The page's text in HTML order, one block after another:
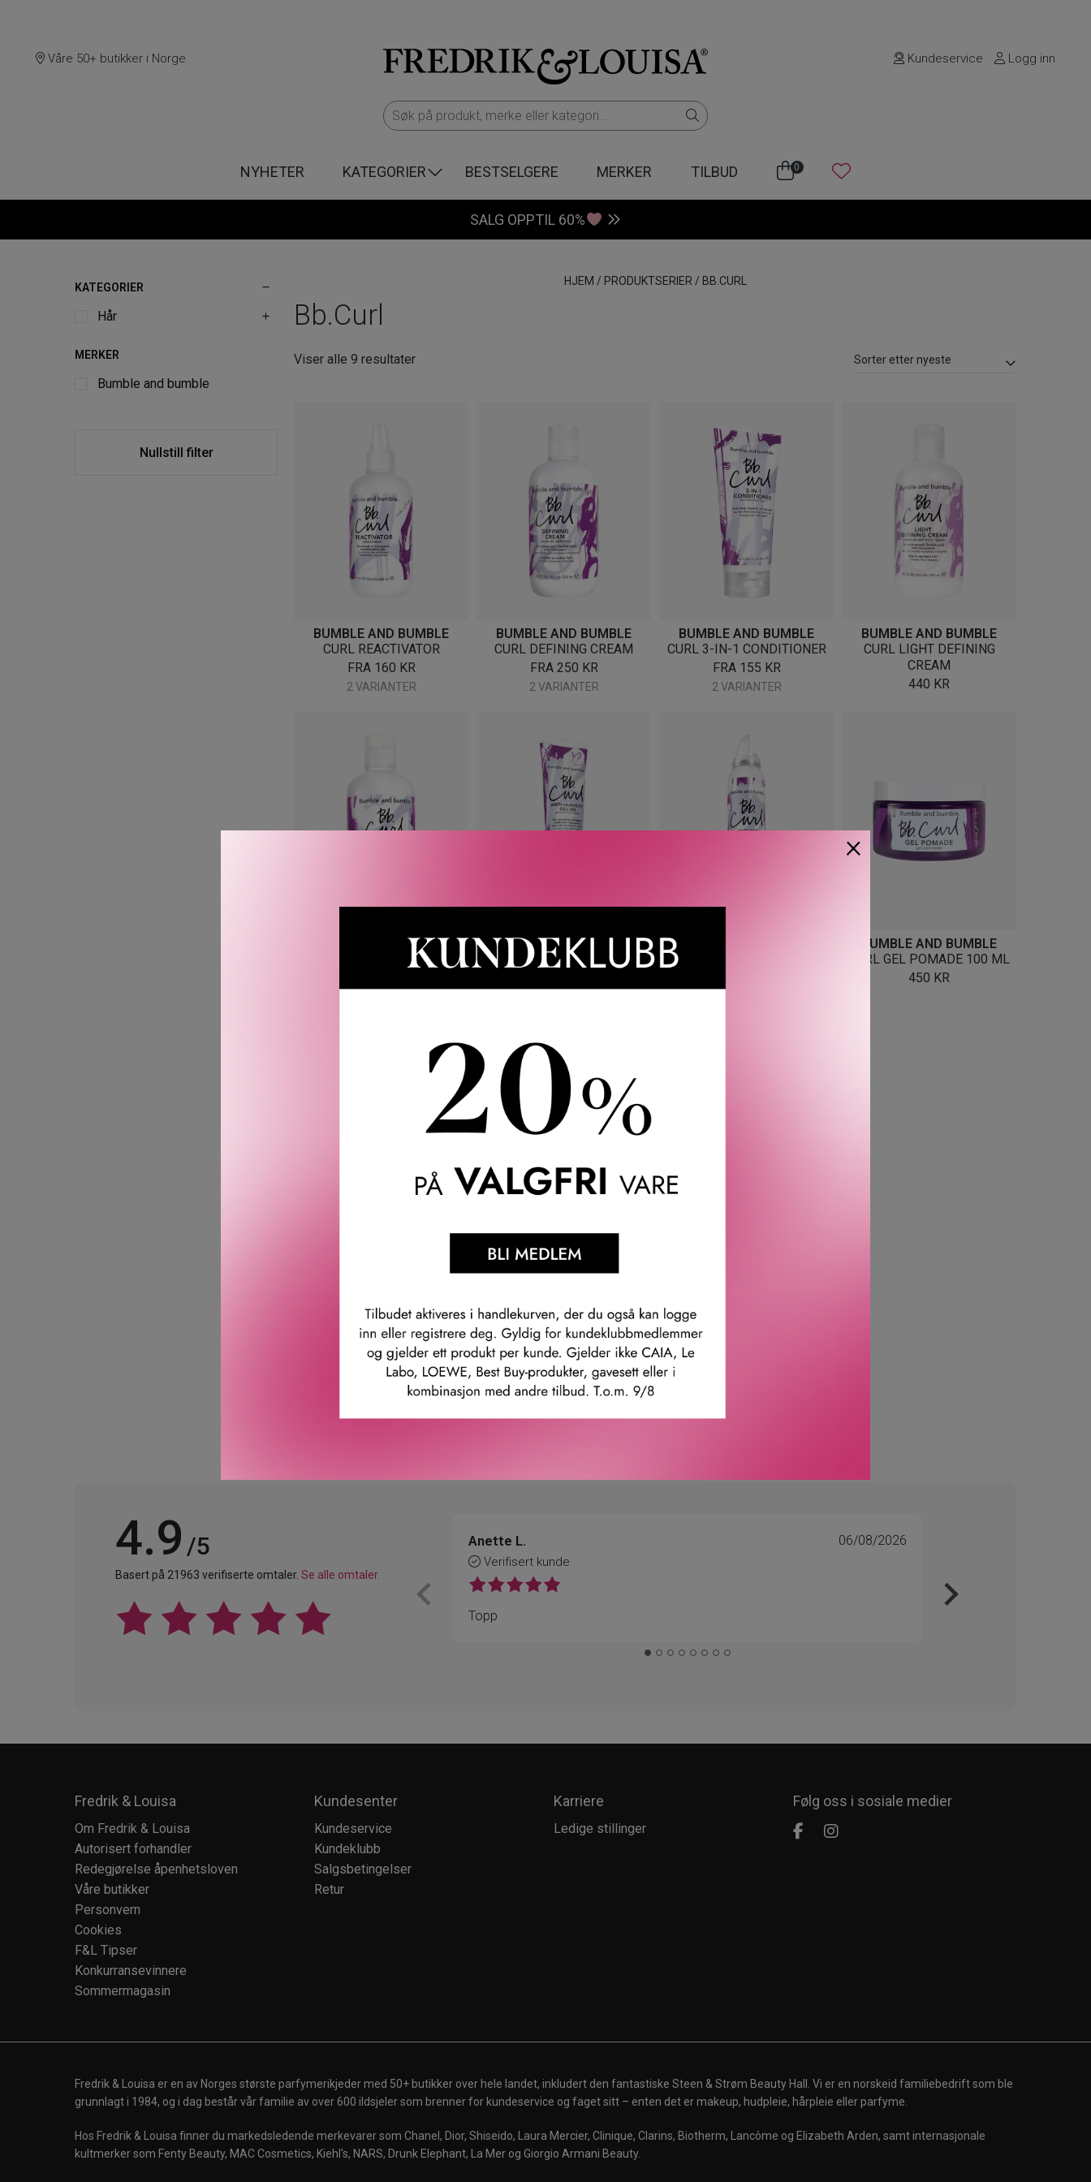
Våre 50+ butikker i Norge Kundeservice Logg inn
NYHETER KATEGORIER BESTSELGERE MERKER TILBUD 0
SALG OPPTIL 60%
HJEM / PRODUKTSERIER / BB.CURL
Bb.Curl
Viser alle 9 resultaterSortert
BUMBLE AND BUMBLE
CURL REACTIVATOR
FRA 160 KR
2 VARIANTER
BUMBLE AND BUMBLE
CURL DEFINING CREAM
FRA 250 KR
2 VARIANTER
BUMBLE AND BUMBLE
CURL 3-IN-1 CONDITIONER
FRA 155 KR
2 VARIANTER
BUMBLE AND BUMBLE
CURL LIGHT DEFINING
CREAM
440 KR
BUMBLE AND BUMBLE
CURL MOISTURIZING
FRA130KR
BUMBLE AND BUMBLE
CURL ANTI-HUMIDITY GEL-
420KR
BUMBLE AND BUMBLE
CURL GEL POMADE 100 ML
450 KR
KATEGORIER
Hår
MERKER
Bumble and bumble
Nullstill filter
4.9 /5
Basert på 21963 verifiserte omtaler. Se alle omtaler.
Anette L.
Verifisert kunde
06/08/2026
Topp
Fredrik & Louisa
Om Fredrik & Louisa
Autorisert forhandler
Redegjørelse åpenhetsloven
Våre butikker
Personvern
Cookies
F&L Tipser
Konkurransevinnere
Sommermagasin
Kundesenter
Kundeservice
Kundeklubb
Salgsbetingelser
Retur
Karriere
Ledige stillinger
Følg oss i sosiale medier
Fredrik & Louisa er en av Norges største parfymerikjeder med 50+ butikker over hele landet, inkludert den fantastiske Steen & Strøm Beauty Hall. Vi er en norskeid familiebedrift som ble
grunnlagt i 1984, og i dag består vår familie av over 600 ildsjeler som brenner for kundeservice og faget sitt – enten det er makeup, hudpleie, hårpleie eller parfyme.
Hos Fredrik & Louisa finner du markedsledende merkevarer som Chanel, Dior, Shiseido, Laura Mercier, Clinique, Clarins, Biotherm, Lancôme og Elizabeth Arden, samt internasjonale
kultmerker som Fenty Beauty, MAC Cosmetics, Kiehl's, NARS, Drunk Elephant, La Mer og Giorgio Armani Beauty.
×